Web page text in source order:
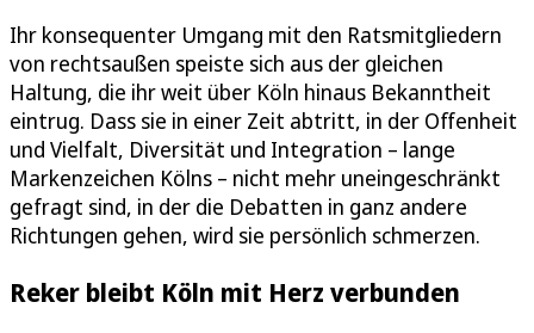
Ihr konsequenter Umgang mit den Ratsmitgliedern
von rechtsaußen speiste sich aus der gleichen
Haltung, die ihr weit über Köln hinaus Bekanntheit
eintrug. Dass sie in einer Zeit abtritt, in der Offenheit
und Vielfalt, Diversität und Integration – lange
Markenzeichen Kölns – nicht mehr uneingeschränkt
gefragt sind, in der die Debatten in ganz andere
Richtungen gehen, wird sie persönlich schmerzen.
Reker bleibt Köln mit Herz verbunden